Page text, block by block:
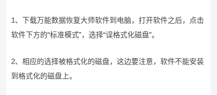
1、下载万能数据恢复大师软件到电脑，打开软件之后，点击
软件下方的“标准模式”，选择“误格式化磁盘”。
2、相应的选择被格式化的磁盘，这边要注意，软件不能安装
到格式化的磁盘上。